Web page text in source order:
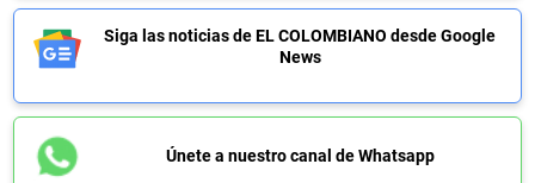
Siga las noticias de EL COLOMBIANO desde Google
News
Únete a nuestro canal de Whatsapp